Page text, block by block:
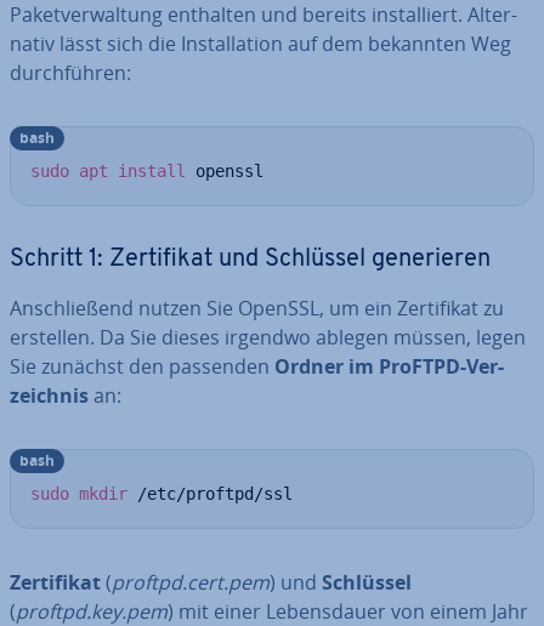
Pa­ket­ver­wal­tung enthalten und bereits in­stal­liert. Al­ter­
na­tiv lässt sich die In­stal­la­ti­on auf dem bekannten Weg
durch­füh­ren:
sudo apt install openssl
bash
Schritt 1: Zer­ti­fi­kat und Schlüssel ge­ne­rie­ren
An­schlie­ßend nutzen Sie OpenSSL, um ein Zer­ti­fi­kat zu
erstellen. Da Sie dieses irgendwo ablegen müssen, legen
Sie zunächst den passenden Ordner im ProFTPD-Ver­
zeich­nisan:
sudo mkdir /etc/proftpd/ssl
bash
Zer­ti­fi­kat(proftpd.cert.pem) und Schlüssel
(proftpd.key.pem) mit einer Le­bens­dau­er von einem Jahr